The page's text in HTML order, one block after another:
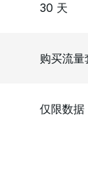
30 天
购买流量
仅限数据